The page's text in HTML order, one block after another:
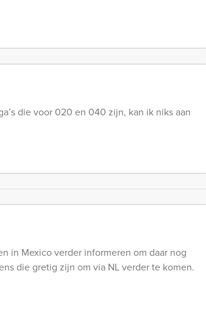
die voor 020 en 040 zijn, kan ik niks aan
in Mexico verder informeren om daar nog
die gretig zijn om via NL verder te komen.